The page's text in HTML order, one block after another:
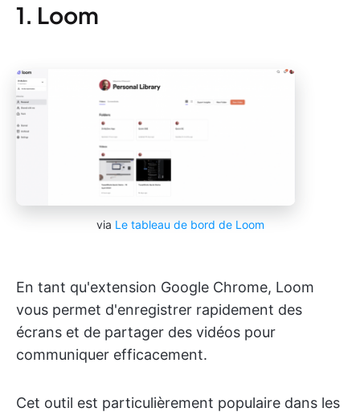
1. Loom
via Le tableau de bord de Loom
En tant qu'extension Google Chrome, Loom
vous permet d'enregistrer rapidement des
écrans et de partager des vidéos pour
communiquer efficacement.
Cet outil est particulièrement populaire dans les